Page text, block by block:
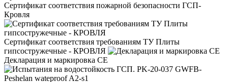
Сертификат соответствия пожарной безопасности ГСП-
Кровля
Сертификат соответствия требованиям ТУ Плиты
гипсостружечные - КРОВЛЯ
Декларация и маркировка CE